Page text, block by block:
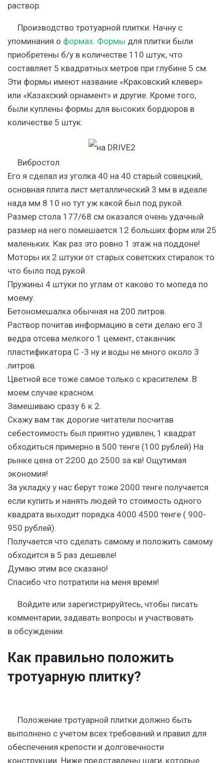
раствор.
Производство тротуарной плитки: Начну с
упоминания о формах. Формы для плитки были
приобретены б/у в количестве 110 штук, что
составляет 5 квадратных метров при глубине 5 см.
Эти формы имеют название «Краковский клевер»
или «Казахский орнамент» и другие. Кроме того,
были куплены формы для высоких бордюров в
количестве 5 штук.
Вибростол.
Его я сделал из уголка 40 на 40 старый совецкий,
основная плита лист металлический 3 мм в идеале
нада мм 8 10 но тут уж какой был под рукой.
Размер стола 177/68 см оказался очень удачный
размер на него помешается 12 больших форм или 25
маленьких. Как раз это ровно 1 этаж на поддоне!
Моторы их 2 штуки от старых советских стиралок то
что было под рукой.
Пружины 4 штуки по углам от каково то мопеда по
моему.
Бетономешалка обычная на 200 литров.
Раствор почитав информацию в сети делаю его 3
ведра отсева мелкого 1 цемент, стаканчик
пластификатора С -3 ну и воды не много около 3
литров.
Цветной все тоже самое только с красителем. В
моем случае красном.
Замешиваю сразу 6 к 2.
Скажу вам так дорогие читатели посчитав
себестоимость был приятно удивлен, 1 квадрат
обходиться примерно в 500 тенге (100 рублей) На
рынке цена от 2200 до 2500 за кв! Ощутимая
экономия!
За укладку у нас берут тоже 2000 тенге получается
если купить и нанять людей то стоимость одного
квадрата выходит порядка 4000 4500 тенге ( 900-
950 рублей).
Получается что сделать самому и положить самому
обходится в 5 раз дешевле!
Думаю этим все сказано!
Спасибо что потратили на меня время!
Войдите или зарегистрируйтесь, чтобы писать
комментарии, задавать вопросы и участвовать
в обсуждении.
Как правильно положить
тротуарную плитку?
Положение тротуарной плитки должно быть
выполнено с учетом всех требований и правил для
обеспечения крепости и долговечности
конструкции. Ниже представлены шаги, которые